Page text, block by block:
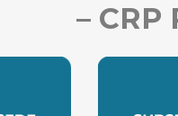
– CRP